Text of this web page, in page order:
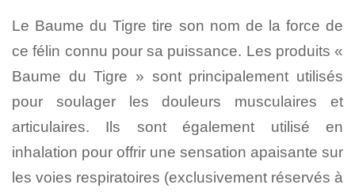
Le Baume du Tigre tire son nom de la force de
ce félin connu pour sa puissance. Les produits «
Baume du Tigre » sont principalement utilisés
pour soulager les douleurs musculaires et
articulaires. Ils sont également utilisé en
inhalation pour offrir une sensation apaisante sur
les voies respiratoires (exclusivement réservés à